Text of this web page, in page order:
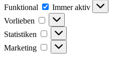
Funktional
Immer aktiv
Vorlieben
Statistiken
Marketing